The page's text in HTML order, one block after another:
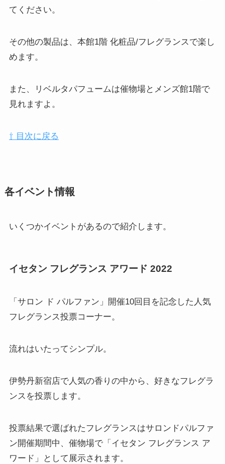
てください。
その他の製品は、本館1階 化粧品/フレグランスで楽し
めます。
また、リベルタパフュームは催物場とメンズ館1階で
見れますよ。
⇧ 目次に戻る
各イベント情報
いくつかイベントがあるので紹介します。
イセタン フレグランス アワード 2022
「サロン ド パルファン」開催10回目を記念した人気
フレグランス投票コーナー。
流れはいたってシンプル。
伊勢丹新宿店で人気の香りの中から、好きなフレグラ
ンスを投票します。
投票結果で選ばれたフレグランスはサロンドパルファ
ン開催期間中、催物場で「イセタン フレグランス ア
ワード」として展示されます。